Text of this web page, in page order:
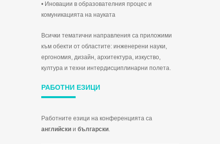
• Иновации в образователния процес и
комуникацията на науката
Всички тематични направления са приложими
към обекти от областите: инженерени науки,
ергономия, дизайн, архитектура, изкуство,
култура и техни интердисциплинарни полета.
РАБОТНИ ЕЗИЦИ
Работните езици на конференцията са
английски и български.